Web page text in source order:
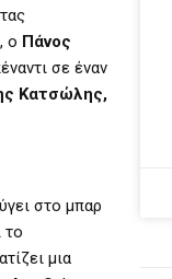
ο Πάνος
σε έναν
Κατσώλης,
στο μπαρ
το
μια